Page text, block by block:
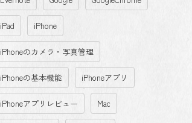
iPad iPhone
iPhoneのカメラ・写真管理
iPhoneの基本機能 iPhoneアプリ
iPhoneアプリレビュー Mac